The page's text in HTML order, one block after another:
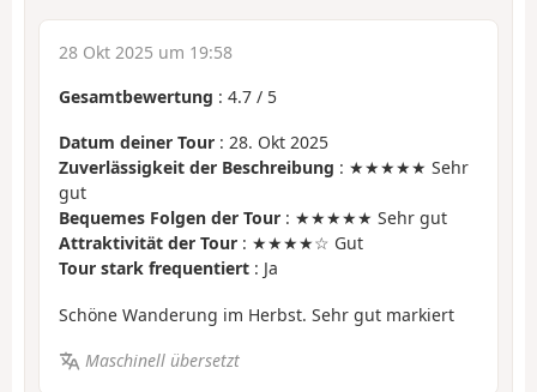
28 Okt 2025 um 19:58
Gesamtbewertung : 4.7 / 5
Datum deiner Tour : 28. Okt 2025
Zuverlässigkeit der Beschreibung : ★★★★★ Sehr
gut
Bequemes Folgen der Tour : ★★★★★ Sehr gut
Attraktivität der Tour : ★★★★☆ Gut
Tour stark frequentiert : Ja
Schöne Wanderung im Herbst. Sehr gut markiert
Maschinell übersetzt